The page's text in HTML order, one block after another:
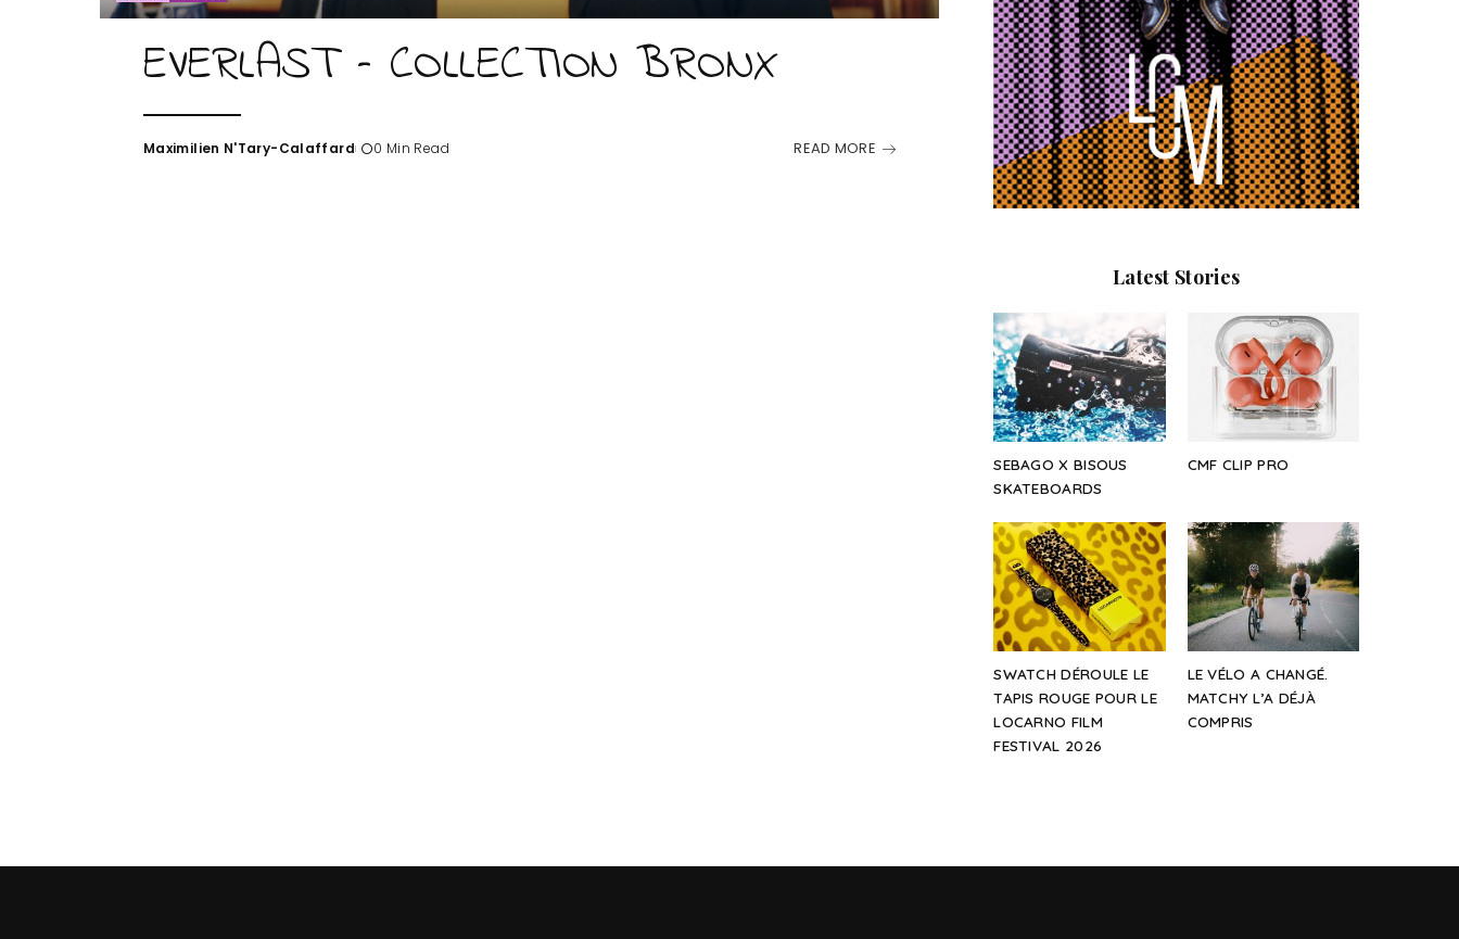
EVERLAST – COLLECTION BRONX
Posted
Maximilien N'Tary-Calaffard 0 Min Read READ MORE
Latest Stories
SEBAGO X BISOUS
SKATEBOARDS
CMF CLIP PRO
SWATCH DÉROULE LE
TAPIS ROUGE POUR LE
LOCARNO FILM
FESTIVAL 2026
LE VÉLO A CHANGÉ.
MATCHY L’A DÉJÀ
COMPRIS